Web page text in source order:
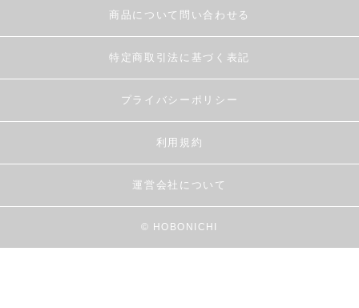
商品について問い合わせる
特定商取引法に基づく表記
プライバシーポリシー
利用規約
運営会社について
© HOBONICHI